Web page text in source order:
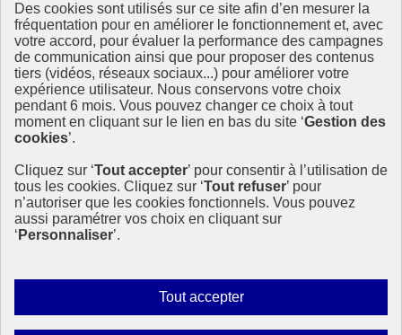
ÉCOLOGIQUE,
DE L'ÉNERGIE, DU CLIMAT
ET DE LA PRÉVENTION
DES RISQUES
Ce site est administré par le Commissariat général au développement
durable (CGDD), direction transversale du ministère de la Transition
écologique et de la Cohésion des territoires (MTECT), en charge du
pilotage de la mise en œuvre de la SNDI. Cette stratégie
l’Économie, de l’Europe et des affaires étrangères et de la
Recherche.
info.gouv.fr- ouvre une nouvelle fenêtre
service-public.fr
Accessibilité : partiellement conforme
Données personnelles
Des cookies sont utilisés sur ce site afin d’en mesurer la
fréquentation pour en améliorer le fonctionnement et, avec
votre accord, pour évaluer la performance des campagnes
de communication ainsi que pour proposer des contenus
tiers (vidéos, réseaux sociaux...) pour améliorer votre
expérience utilisateur. Nous conservons votre choix
pendant 6 mois. Vous pouvez changer ce choix à tout
moment en cliquant sur le lien en bas du site ‘Gestion des
cookies’.
Cliquez sur ‘Tout accepter’ pour consentir à l’utilisation de
tous les cookies. Cliquez sur ‘Tout refuser’ pour
n’autoriser que les cookies fonctionnels. Vous pouvez
aussi paramétrer vos choix en cliquant sur
‘ Personnaliser’.
Tout accepterAutoriser
tous